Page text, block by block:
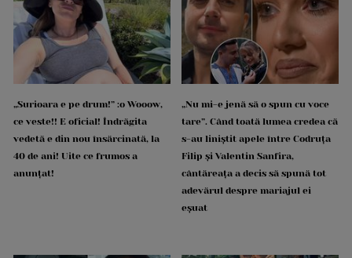
„Surioara e pe drum!” :o Wooow,
ce veste!! E oficial! Îndrăgita
vedetă e din nou însărcinată, la
40 de ani! Uite ce frumos a
anunțat!
„Nu mi-e jenă să o spun cu voce
tare”. Când toată lumea credea că
s-au liniștit apele între Codruța
Filip și Valentin Sanfira,
cântăreața a decis să spună tot
adevărul despre mariajul ei
eșuat